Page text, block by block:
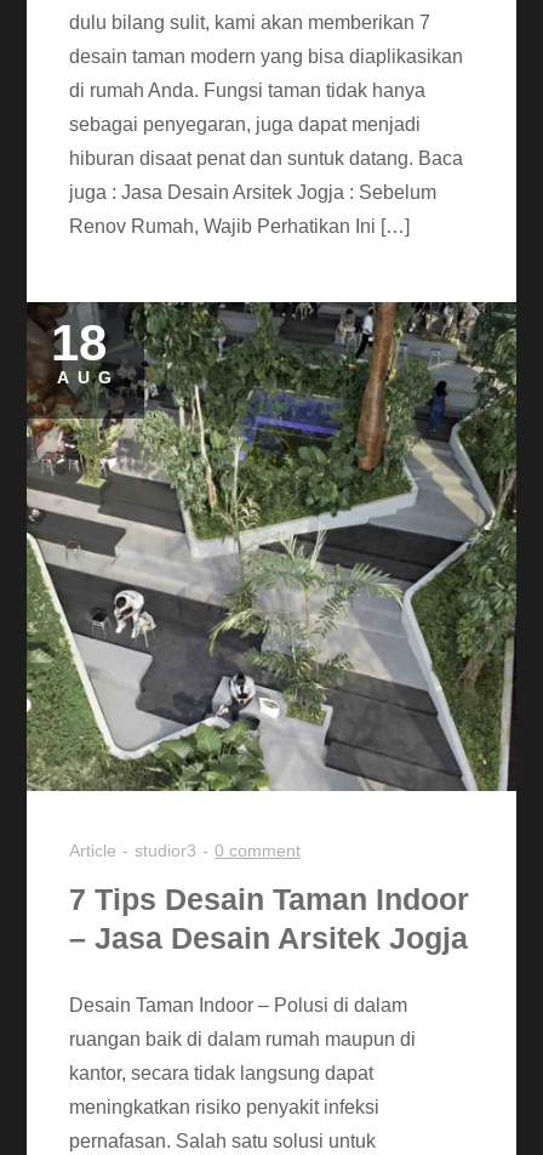
dulu bilang sulit, kami akan memberikan 7
desain taman modern yang bisa diaplikasikan
di rumah Anda. Fungsi taman tidak hanya
sebagai penyegaran, juga dapat menjadi
hiburan disaat penat dan suntuk datang. Baca
juga : Jasa Desain Arsitek Jogja : Sebelum
Renov Rumah, Wajib Perhatikan Ini […]
18
AUG
Article studior3 0 comment
7 Tips Desain Taman Indoor
– Jasa Desain Arsitek Jogja
Desain Taman Indoor – Polusi di dalam
ruangan baik di dalam rumah maupun di
kantor, secara tidak langsung dapat
meningkatkan risiko penyakit infeksi
pernafasan. Salah satu solusi untuk